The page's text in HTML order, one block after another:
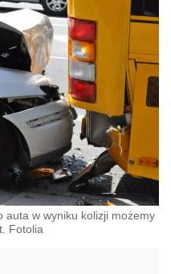
auta w wyniku kolizji możemy
Fotolia